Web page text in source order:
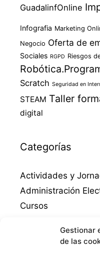
Gestionar
de las
GuadalinfOnline
Infografia Marketing
Negocio Oferta de
Sociales RGPD Riesgos
Scratch Seguridad en
STEAM Taller
digital
Categorías
Actividades y
Administración
Cursos